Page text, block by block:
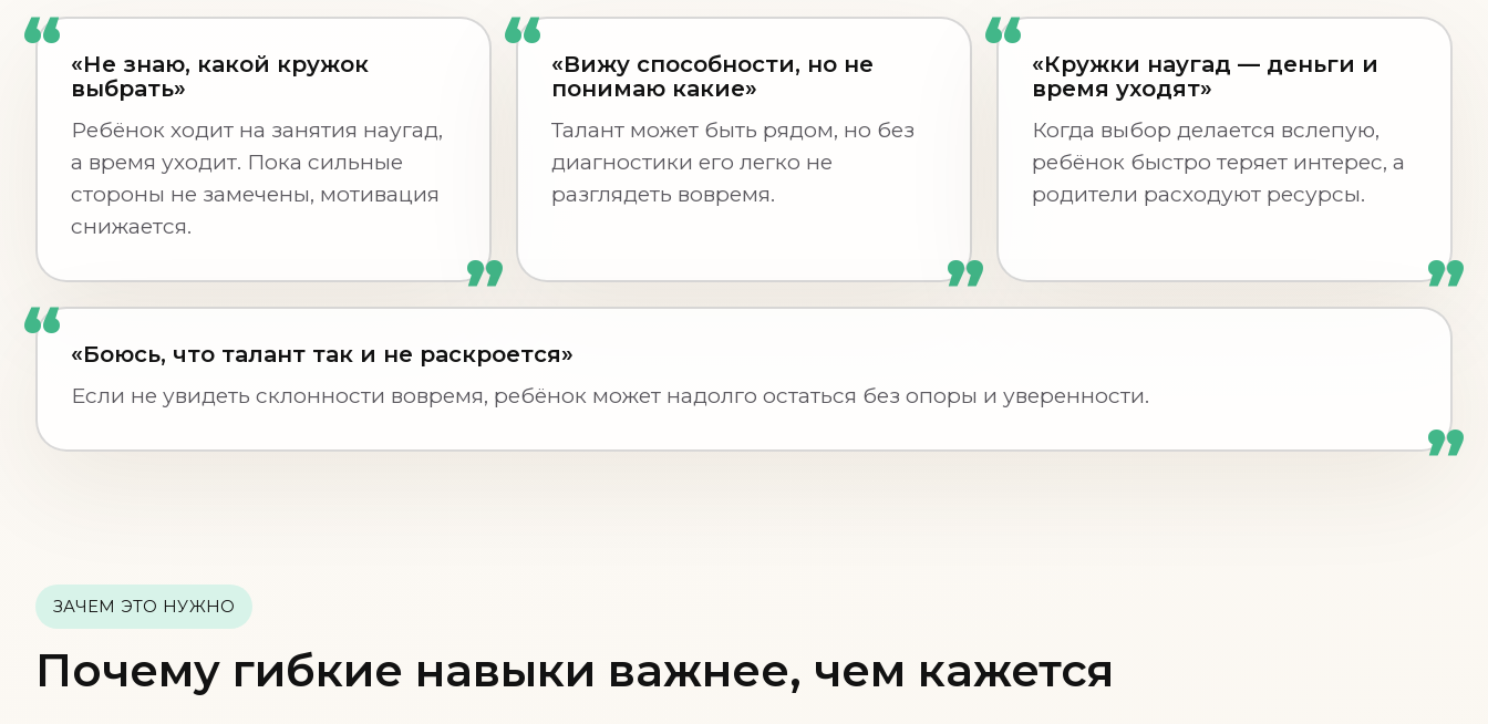
«Не знаю, какой кружок
выбрать»
Ребёнок ходит на занятия наугад,
а время уходит. Пока сильные
стороны не замечены, мотивация
снижается.
«Вижу способности, но не
понимаю какие»
Талант может быть рядом, но без
диагностики его легко не
разглядеть вовремя.
«Кружки наугад — деньги и
время уходят»
Когда выбор делается вслепую,
ребёнок быстро теряет интерес, а
родители расходуют ресурсы.
«Боюсь, что талант так и не раскроется»
Если не увидеть склонности вовремя, ребёнок может надолго остаться без опоры и уверенности.
ЗАЧЕМ ЭТО НУЖНО
Почему гибкие навыки важнее, чем кажется